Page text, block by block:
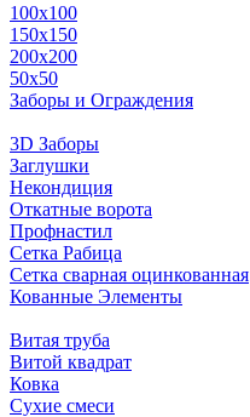
100х100
150х150
200х200
50х50
Заборы и Ограждения
3D Заборы
Заглушки
Некондиция
Откатные ворота
Профнастил
Сетка Рабица
Сетка сварная оцинкованная
Кованные Элементы
Витая труба
Витой квадрат
Ковка
Сухие смеси